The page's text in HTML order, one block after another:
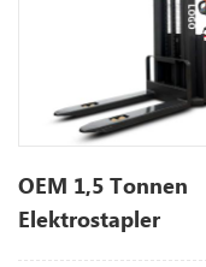
OEM 1,5 Tonnen
Elektrostapler